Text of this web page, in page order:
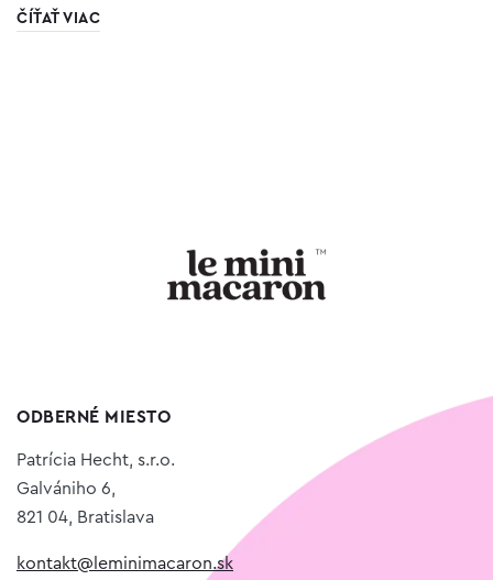
ČÍŤAŤ VIAC
ODBERNÉ MIESTO
Patrícia Hecht, s.r.o.
Galvániho 6,
821 04, Bratislava
kontakt@leminimacaron.sk